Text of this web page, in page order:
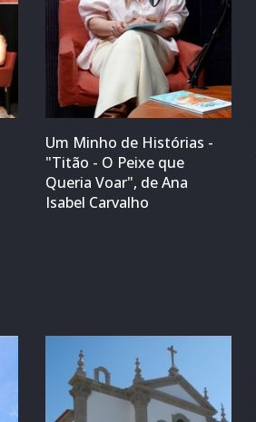
Um Minho de Histórias -
"Titão - O Peixe que
Queria Voar", de Ana
Isabel Carvalho